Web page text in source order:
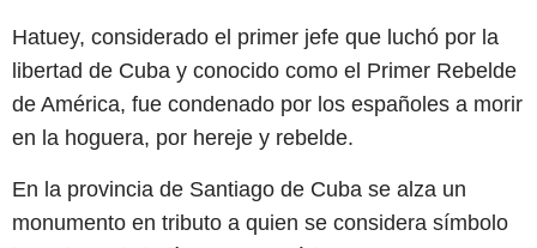
Hatuey, considerado el primer jefe que luchó por la
libertad de Cuba y conocido como el Primer Rebelde
de América, fue condenado por los españoles a morir
en la hoguera, por hereje y rebelde.
En la provincia de Santiago de Cuba se alza un
monumento en tributo a quien se considera símbolo